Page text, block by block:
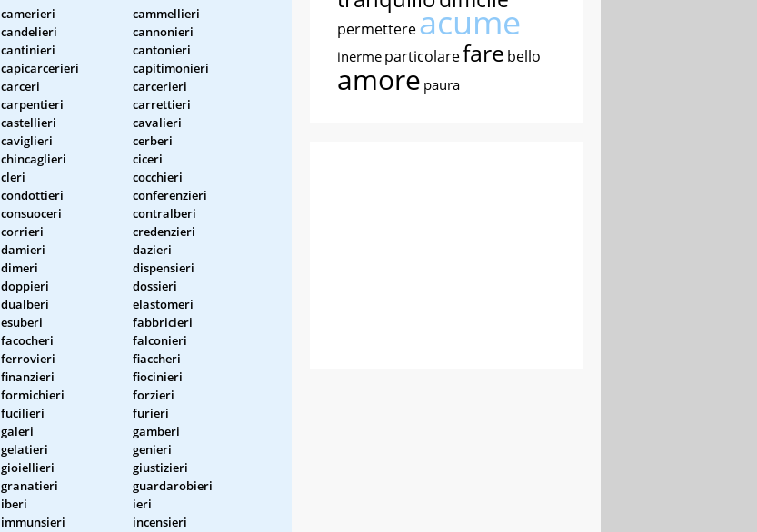
camerieri
cammellieri
candelieri
cannonieri
cantinieri
cantonieri
capicarcerieri
capitimonieri
carceri
carcerieri
carpentieri
carrettieri
castellieri
cavalieri
caviglieri
cerberi
chincaglieri
ciceri
cleri
cocchieri
condottieri
conferenzieri
consuoceri
contralberi
corrieri
credenzieri
damieri
dazieri
dimeri
dispensieri
doppieri
dossieri
dualberi
elastomeri
esuberi
fabbricieri
facocheri
falconieri
ferrovieri
fiaccheri
finanzieri
fiocinieri
formichieri
forzieri
fucilieri
furieri
galeri
gamberi
gelatieri
genieri
gioiellieri
giustizieri
granatieri
guardarobieri
iberi
ieri
immunsieri
incensieri
permettereacume
inerme particolarefare bello
amore paura